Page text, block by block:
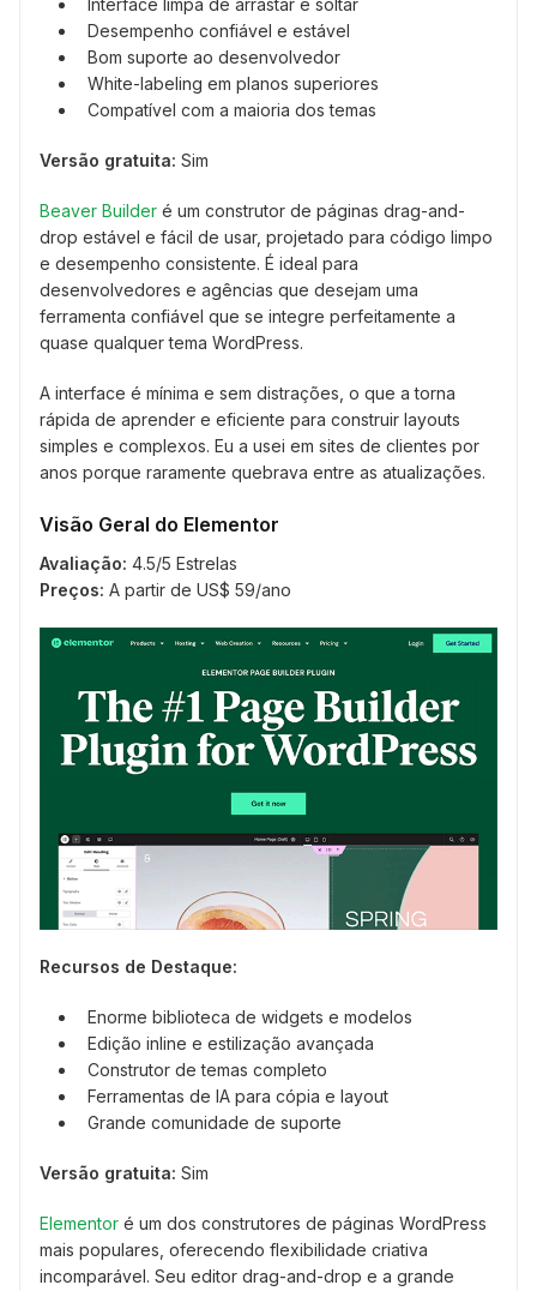
Desempenho confiável e estável
Bom suporte ao desenvolvedor
White-labeling em planos superiores
Compatível com a maioria dos temas
Versão gratuita: Sim
Beaver Builder é um construtor de páginas drag-and-
drop estável e fácil de usar, projetado para código limpo
e desempenho consistente. É ideal para
desenvolvedores e agências que desejam uma
ferramenta confiável que se integre perfeitamente a
quase qualquer tema WordPress.
A interface é mínima e sem distrações, o que a torna
rápida de aprender e eficiente para construir layouts
simples e complexos. Eu a usei em sites de clientes por
anos porque raramente quebrava entre as atualizações.
Visão Geral do Elementor
Avaliação: 4.5/5 Estrelas
Preços: A partir de US$ 59/ano
Recursos de Destaque:
Enorme biblioteca de widgets e modelos
Edição inline e estilização avançada
Construtor de temas completo
Ferramentas de IA para cópia e layout
Grande comunidade de suporte
Versão gratuita: Sim
Elementor é um dos construtores de páginas WordPress
mais populares, oferecendo flexibilidade criativa
incomparável. Seu editor drag-and-drop e a grande